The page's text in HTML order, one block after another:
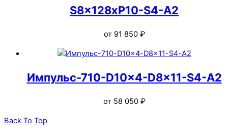
S8x128xP10-S4-A2
от 91 850 ₽
Импульс-710-D10x4-D8x11-S4-A2
от 58 050 ₽
Back To Top